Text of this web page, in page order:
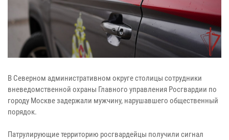
В Северном административном округе столицы сотрудники
вневедомственной охраны Главного управления Росгвардии по
городу Москве задержали мужчину, нарушавшего общественный
порядок.
Патрулирующие территорию росгвардейцы получили сигнал